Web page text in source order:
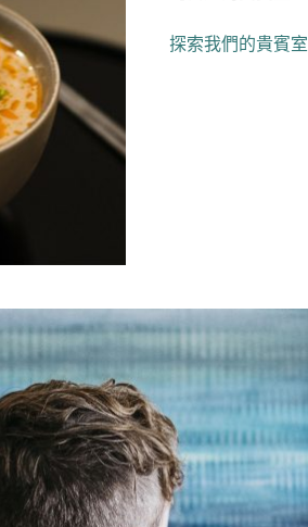
探索我們的貴賓室